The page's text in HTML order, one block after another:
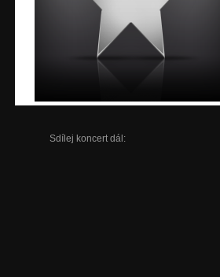
Sdílej koncert dál: